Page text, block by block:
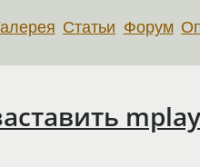
Статьи Форум